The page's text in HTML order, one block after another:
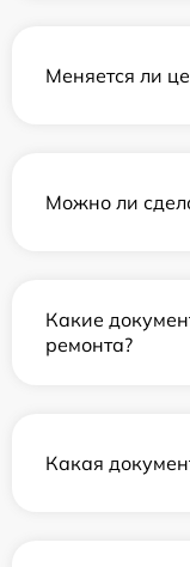
Меняется ли
Можно ли
Какие
ремонта?
Какая